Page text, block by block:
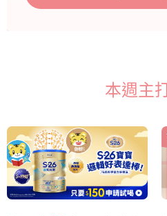
本週主